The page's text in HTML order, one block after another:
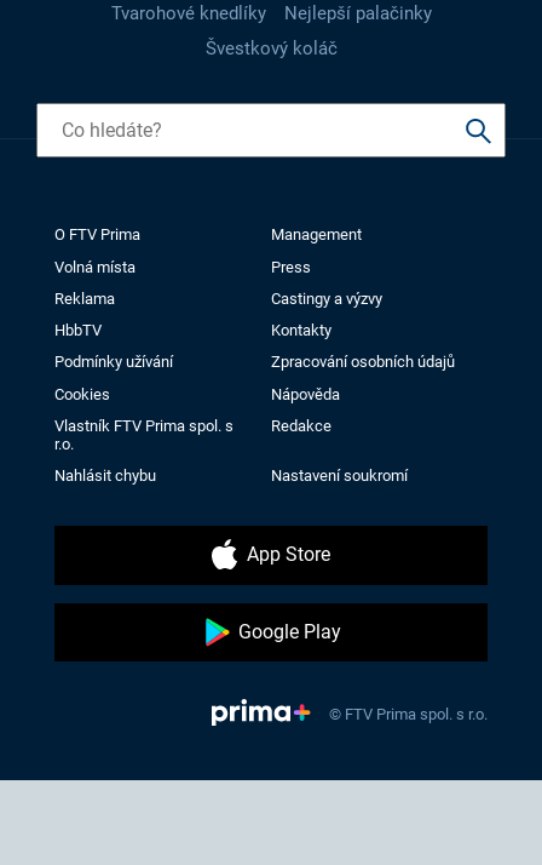
Tvarohové knedlíky
Nejlepší palačinky
Švestkový koláč
O FTV Prima
Management
Volná místa
Press
Reklama
Castingy a výzvy
HbbTV
Kontakty
Podmínky užívání
Zpracování osobních údajů
Cookies
Nápověda
Vlastník FTV Prima spol. s
r.o.
Redakce
Nahlásit chybu Nastavení soukromí
App Store
Google Play
© FTV Prima spol. s r.o.